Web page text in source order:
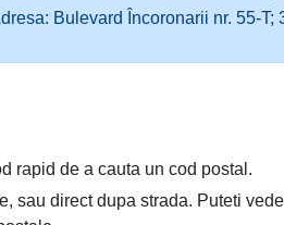
Bulevard Încoronarii nr. 55-T;
rapid de a cauta un cod postal.
sau direct dupa strada. Puteti